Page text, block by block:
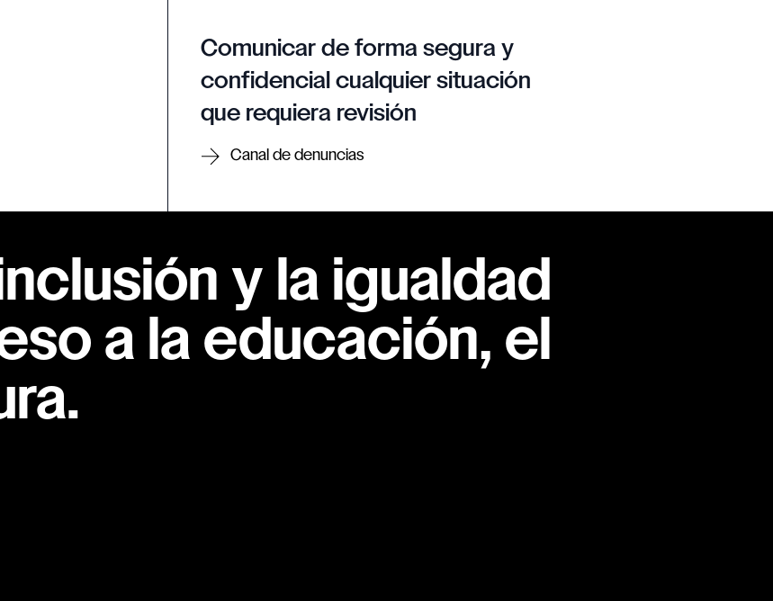
Comunicar de forma segura y
confidencial cualquier situación
que requiera revisión
Canal de denuncias
y la igualdad
a la educación, el